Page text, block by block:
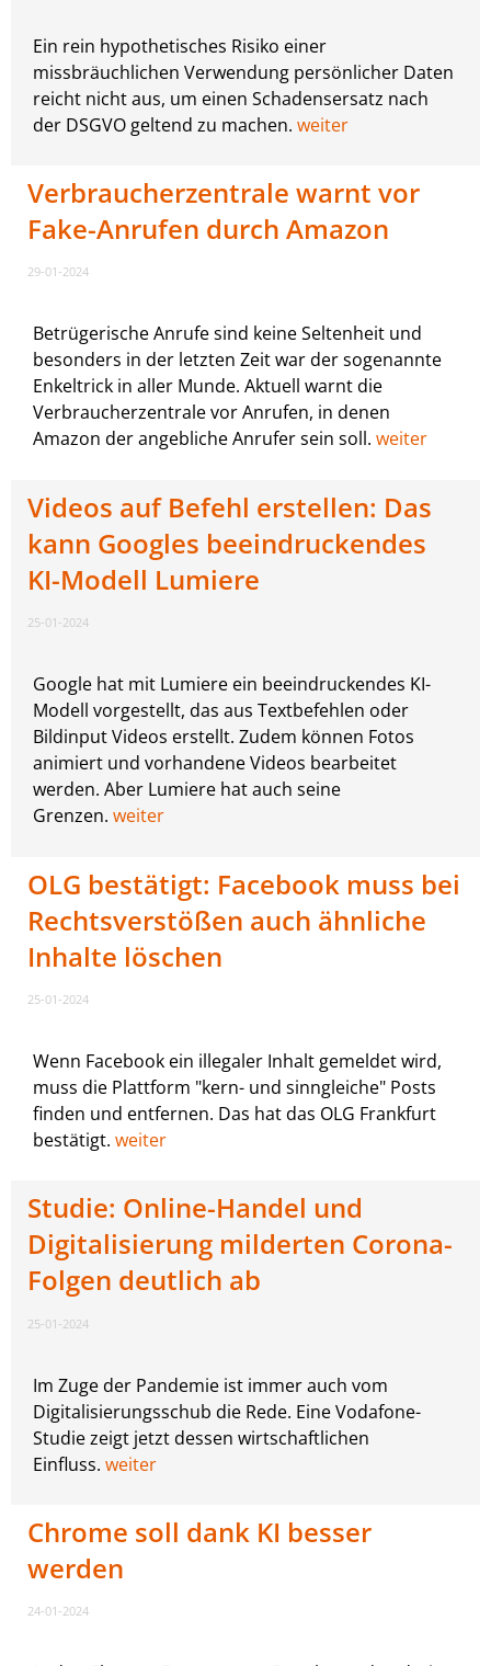
Ein rein hypothetisches Risiko einer
missbräuchlichen Verwendung persönlicher Daten
reicht nicht aus, um einen Schadensersatz nach
der DSGVO geltend zu machen. weiter
Verbraucherzentrale warnt vor
Fake-Anrufen durch Amazon
29-01-2024
Betrügerische Anrufe sind keine Seltenheit und
besonders in der letzten Zeit war der sogenannte
Enkeltrick in aller Munde. Aktuell warnt die
Verbraucherzentrale vor Anrufen, in denen
Amazon der angebliche Anrufer sein soll. weiter
Videos auf Befehl erstellen: Das
kann Googles beeindruckendes
KI-Modell Lumiere
25-01-2024
Google hat mit Lumiere ein beeindruckendes KI-
Modell vorgestellt, das aus Textbefehlen oder
Bildinput Videos erstellt. Zudem können Fotos
animiert und vorhandene Videos bearbeitet
werden. Aber Lumiere hat auch seine
Grenzen. weiter
OLG bestätigt: Facebook muss bei
Rechtsverstößen auch ähnliche
Inhalte löschen
25-01-2024
Wenn Facebook ein illegaler Inhalt gemeldet wird,
muss die Plattform "kern- und sinngleiche" Posts
finden und entfernen. Das hat das OLG Frankfurt
bestätigt. weiter
Studie: Online-Handel und
Digitalisierung milderten Corona-
Folgen deutlich ab
25-01-2024
Im Zuge der Pandemie ist immer auch vom
Digitalisierungsschub die Rede. Eine Vodafone-
Studie zeigt jetzt dessen wirtschaftlichen
Einfluss. weiter
Chrome soll dank KI besser
werden
24-01-2024